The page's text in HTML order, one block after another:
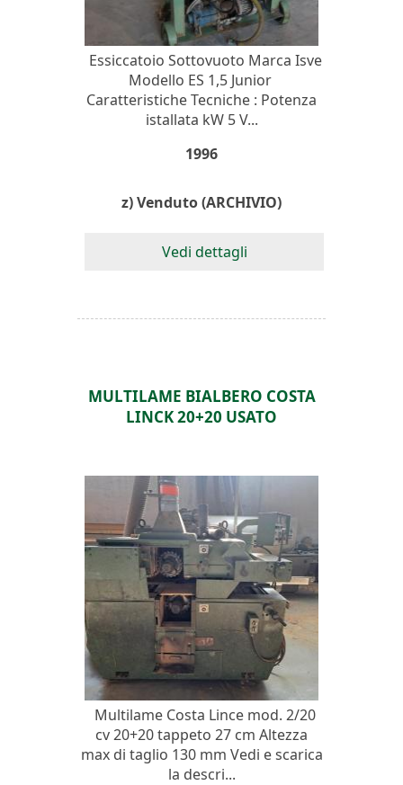
Essiccatoio Sottovuoto Marca Isve
Modello ES 1,5 Junior
Caratteristiche Tecniche : Potenza
istallata kW 5 V...
1996
z) Venduto (ARCHIVIO)
Vedi dettagli
MULTILAME BIALBERO COSTA
LINCK 20+20 USATO
Multilame Costa Lince mod. 2/20
cv 20+20 tappeto 27 cm Altezza
max di taglio 130 mm Vedi e scarica
la descri...